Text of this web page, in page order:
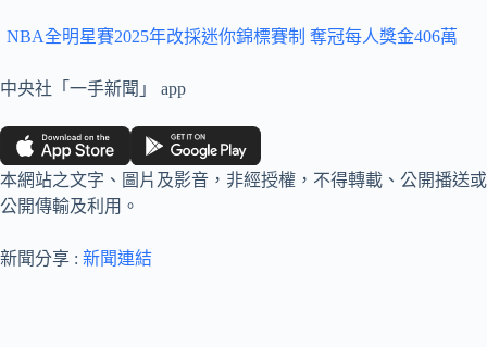
NBA全明星賽2025年改採迷你錦標賽制 奪冠每人獎金406萬
中央社「一手新聞」 app
本網站之文字、圖片及影音，非經授權，不得轉載、公開播送或
公開傳輸及利用。
新聞分享 : 新聞連結